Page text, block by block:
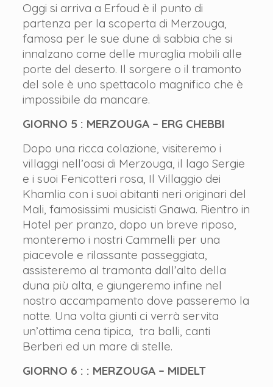
Oggi si arriva a Erfoud è il punto di
partenza per la scoperta di Merzouga,
famosa per le sue dune di sabbia che si
innalzano come delle muraglia mobili alle
porte del deserto. Il sorgere o il tramonto
del sole è uno spettacolo magnifico che è
impossibile da mancare.
GIORNO 5 : MERZOUGA – ERG CHEBBI
Dopo una ricca colazione, visiteremo i
villaggi nell’oasi di Merzouga, il lago Sergie
e i suoi Fenicotteri rosa, Il Villaggio dei
Khamlia con i suoi abitanti neri originari del
Mali, famosissimi musicisti Gnawa. Rientro in
Hotel per pranzo, dopo un breve riposo,
monteremo i nostri Cammelli per una
piacevole e rilassante passeggiata,
assisteremo al tramonta dall’alto della
duna più alta, e giungeremo infine nel
nostro accampamento dove passeremo la
notte. Una volta giunti ci verrà servita
un’ottima cena tipica, tra balli, canti
Berberi ed un mare di stelle.
GIORNO 6 : : MERZOUGA – MIDELT